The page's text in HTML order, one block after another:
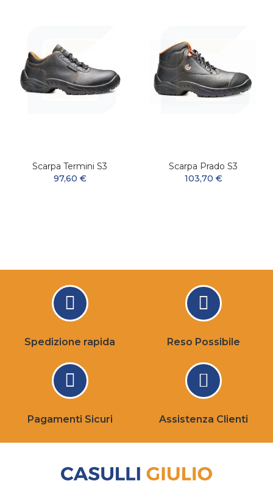
Scarpa Termini S3
97,60 €
Scarpa Prado S3
103,70 €
Spedizione rapida Reso Possibile
Pagamenti Sicuri Assistenza Clienti